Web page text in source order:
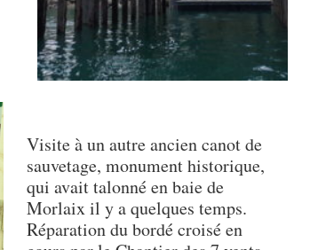
Visite à un autre ancien canot de
sauvetage, monument historique,
qui avait talonné en baie de
Morlaix il y a quelques temps.
Réparation du bordé croisé en